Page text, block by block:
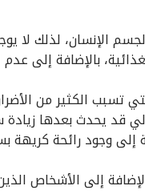
الإنسان، لذلك لا
بالإضافة إلى
تسبب الكثير من
قد يحدث بعدها زيادة
إلى وجود رائحة
إلى الأشخاص